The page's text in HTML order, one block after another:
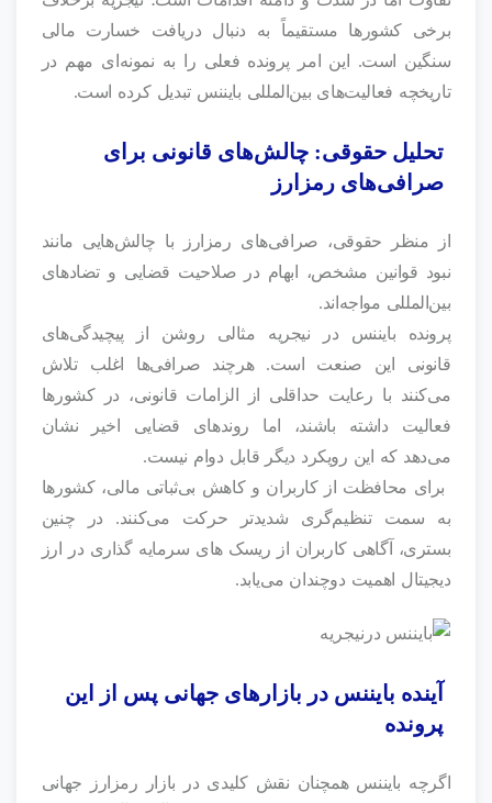
برخی کشورها مستقیماً به دنبال دریافت خسارت مالی
سنگین است. این امر پرونده فعلی را به نمونه‌ای مهم در
تاریخچه فعالیت‌های بین‌المللی بایننس تبدیل کرده است.
تحلیل حقوقی: چالش‌های قانونی برای
صرافی‌های رمزارز
از منظر حقوقی، صرافی‌های رمزارز با چالش‌هایی مانند
نبود قوانین مشخص، ابهام در صلاحیت قضایی و تضادهای
بین‌المللی مواجه‌اند.
پرونده بایننس در نیجریه مثالی روشن از پیچیدگی‌های
قانونی این صنعت است. هرچند صرافی‌ها اغلب تلاش
می‌کنند با رعایت حداقلی از الزامات قانونی، در کشورها
فعالیت داشته باشند، اما روندهای قضایی اخیر نشان
می‌دهد که این رویکرد دیگر قابل دوام نیست.
برای محافظت از کاربران و کاهش بی‌ثباتی مالی، کشورها
به سمت تنظیم‌گری شدیدتر حرکت می‌کنند. در چنین
بستری، آگاهی کاربران از ریسک های سرمایه گذاری در ارز
دیجیتال اهمیت دوچندان می‌یابد.
آینده بایننس در بازارهای جهانی پس از این
پرونده
اگرچه بایننس همچنان نقش کلیدی در بازار رمزارز جهانی